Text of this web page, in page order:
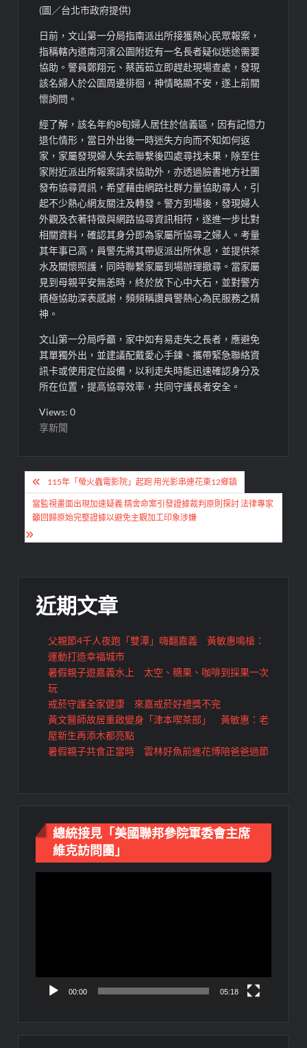
(圖／台北市政府提供)
日前，文山第一分局指南派出所接獲熱心民眾報案，
指稱轄內道南河濱公園附近有一名長者疑似迷途需要
協助。警員鄭翔元、蔡茜茹立即趕赴現場查處，發現
該名婦人於公園周邊徘徊，神情略顯不安，遂上前關
懷詢問。
經了解，該名年約8旬婦人居住於信義區，因有記憶力
退化情形，當日外出後一時迷失方向而不知如何返
家，家屬發現婦人失去聯繫後四處尋找未果，除至住
家附近派出所報案請求協助外，亦透過臉書地方社團
發布協尋資訊，希望藉由網路社群力量協助尋人，引
起不少熱心網友關注及轉發。警方到場後，發現婦人
外觀及衣著特徵與網路協尋資訊相符，遂進一步比對
相關資料，確認其身分即為家屬所協尋之婦人。考量
其年事已高，員警先將其帶返派出所休息，並提供茶
水及關懷照護，同時聯繫家屬到場辦理撤尋。當家屬
見到母親平安無恙時，終於放下心中大石，並對警方
積極協助深表感謝，頻頻稱讚員警熱心為民服務之精
神。
文山第一分局呼籲，家中如有易走失之長者，應避免
其單獨外出，並建議配戴愛心手鍊、攜帶緊急聯絡資
訊卡或使用定位設備，以利走失時能迅速確認身分及
所在位置，提高協尋效率，共同守護長者安全。
Views: 0
享新聞
文
章
導
覽
115年「螢火蟲電影院」起跑 用光影串連花東12鄉鎮
當監視畫面出現加速疑義 精舍命案引發證據裁判原則探討 法律專家
籲回歸原始完整證據以避免主觀加工印象涉嫌
近期文章
父親節4千人夜跑「雙潭」嗨翻嘉義 黃敏惠鳴槍：
運動打造幸福城市
暑假親子遊嘉義水上 太空、糖果、咖啡到採果一次
玩
戒菸守護全家健康 來嘉戒菸好禮獎不完
黃文醫師故居重啟變身「津本喫茶部」 黃敏惠：老
屋新生再添木都亮點
暑假親子共食正當時 雲林好魚前進花博陪爸爸過節
總統接見「美國聯邦參院軍委會主席
維克訪問團」
00:00 05:18